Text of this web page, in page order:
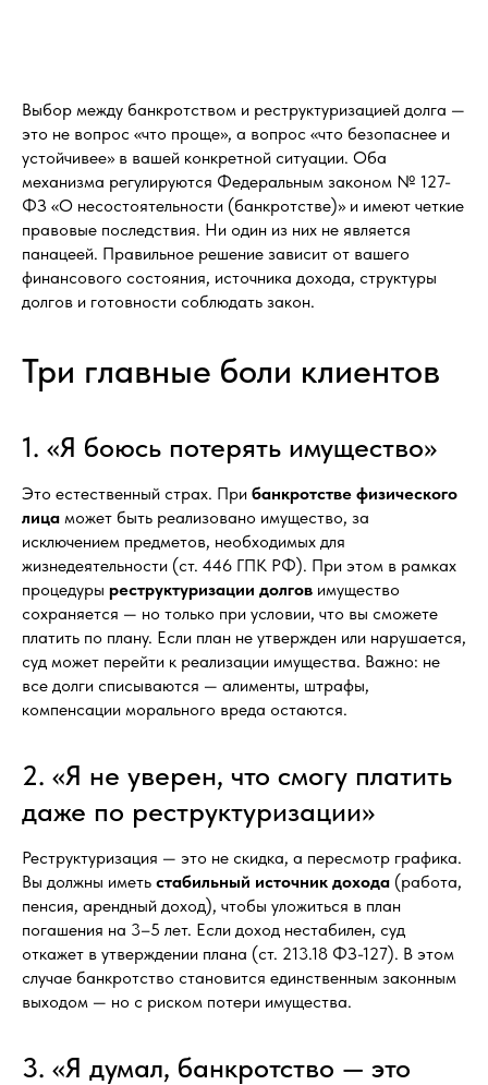
Выбор между банкротством и реструктуризацией долга —
это не вопрос «что проще», а вопрос «что безопаснее и
устойчивее» в вашей конкретной ситуации. Оба
механизма регулируются Федеральным законом № 127-
ФЗ «О несостоятельности (банкротстве)» и имеют четкие
правовые последствия. Ни один из них не является
панацеей. Правильное решение зависит от вашего
финансового состояния, источника дохода, структуры
долгов и готовности соблюдать закон.
Три главные боли клиентов
1. «Я боюсь потерять имущество»
Это естественный страх. При банкротстве физического
лица может быть реализовано имущество, за
исключением предметов, необходимых для
жизнедеятельности (ст. 446 ГПК РФ). При этом в рамках
процедуры реструктуризации долгов имущество
сохраняется — но только при условии, что вы сможете
платить по плану. Если план не утвержден или нарушается,
суд может перейти к реализации имущества. Важно: не
все долги списываются — алименты, штрафы,
компенсации морального вреда остаются.
2. «Я не уверен, что смогу платить
даже по реструктуризации»
Реструктуризация — это не скидка, а пересмотр графика.
Вы должны иметь стабильный источник дохода (работа,
пенсия, арендный доход), чтобы уложиться в план
погашения на 3–5 лет. Если доход нестабилен, суд
откажет в утверждении плана (ст. 213.18 ФЗ-127). В этом
случае банкротство становится единственным законным
выходом — но с риском потери имущества.
3. «Я думал, банкротство — это